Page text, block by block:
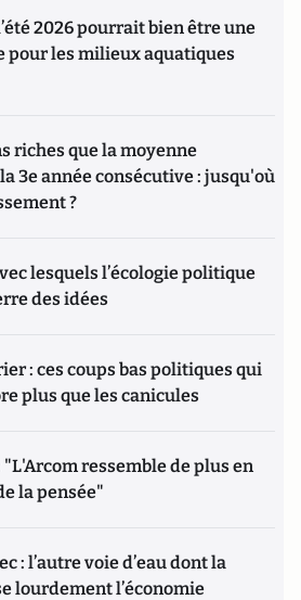
2026 pourrait bien être une
les milieux aquatiques
riches que la moyenne
3e année consécutive : jusqu'où
?
lesquels l’écologie politique
des idées
: ces coups bas politiques qui
plus que les canicules
ressemble de plus en
la pensée"
: l’autre voie d’eau dont la
lourdement l’économie